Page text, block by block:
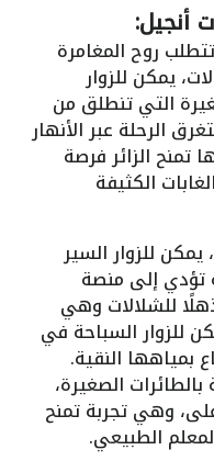
أنجيل:
روح المغامرة
يمكن للزوار
التي تنطلق من
الرحلة عبر الأنهار
الزائر فرصة
الكثيفة
للزوار السير
تؤدي إلى منصة
للشلالات وهي
للزوار السباحة في
بمياهها النقية.
الصغيرة،
وهي تجربة تمنح
الطبيعي.